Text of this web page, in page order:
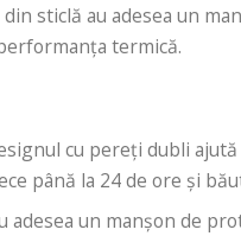
sticlă au adesea un
termică.
cu pereți dubli
până la 24 de ore și
adesea un manșon de